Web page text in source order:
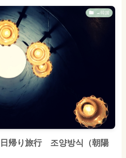
→韓国
帰り旅行 조양방식（朝陽